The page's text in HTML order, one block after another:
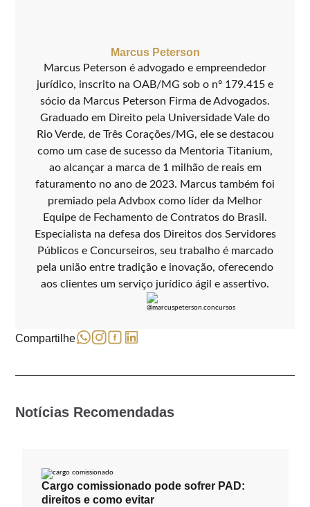
Marcus Peterson
Marcus Peterson é advogado e empreendedor
jurídico, inscrito na OAB/MG sob o nº 179.415 e
sócio da Marcus Peterson Firma de Advogados.
Graduado em Direito pela Universidade Vale do
Rio Verde, de Três Corações/MG, ele se destacou
como um case de sucesso da Mentoria Titanium,
ao alcançar a marca de 1 milhão de reais em
faturamento no ano de 2023. Marcus também foi
premiado pela Advbox como líder da Melhor
Equipe de Fechamento de Contratos do Brasil.
Especialista na defesa dos Direitos dos Servidores
Públicos e Concurseiros, seu trabalho é marcado
pela união entre tradição e inovação, oferecendo
aos clientes um serviço jurídico ágil e assertivo.
Compartilhe
Notícias Recomendadas
Cargo comissionado pode sofrer PAD:
direitos e como evitar